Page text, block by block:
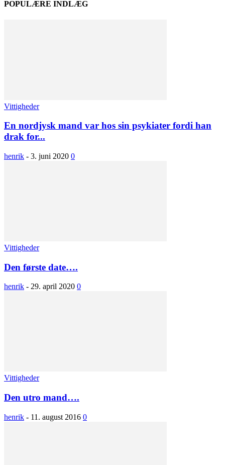
POPULÆRE INDLÆG
Vittigheder
En nordjysk mand var hos sin psykiater fordi han
drak for...
henrik - 3. juni 2020 0
Vittigheder
Den første date….
henrik - 29. april 2020 0
Vittigheder
Den utro mand….
henrik - 11. august 2016 0